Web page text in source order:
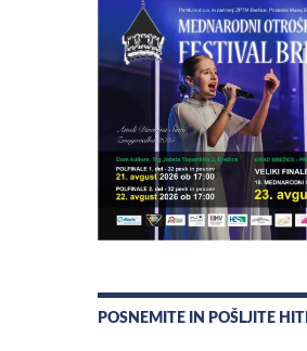
POSNEMITE IN POŠLJITE